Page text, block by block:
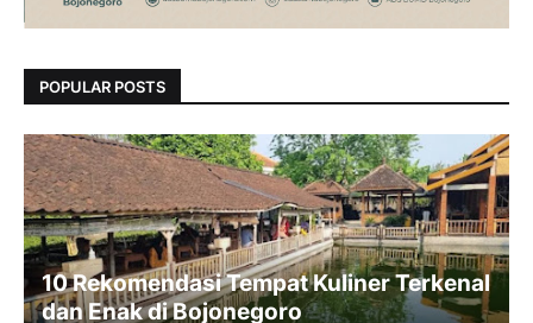
POPULAR POSTS
10 Rekomendasi Tempat Kuliner Terkenal
dan Enak di Bojonegoro